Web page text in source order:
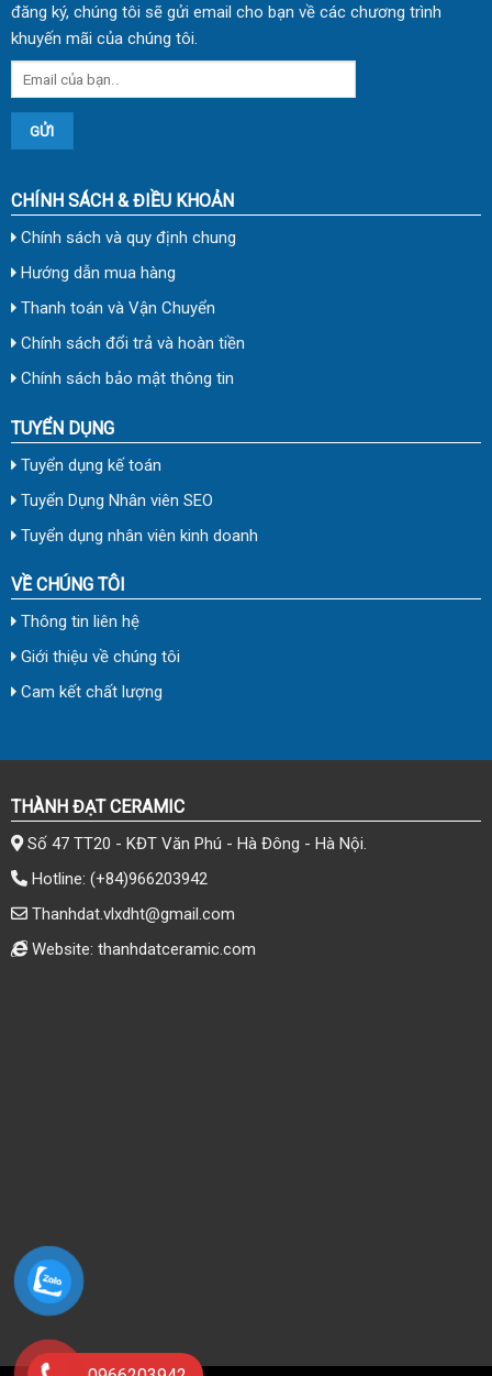
đăng ký, chúng tôi sẽ gửi email cho bạn về các chương trình
khuyến mãi của chúng tôi.
CHÍNH SÁCH & ĐIỀU KHOẢN
Chính sách và quy định chung
Hướng dẫn mua hàng
Thanh toán và Vận Chuyển
Chính sách đổi trả và hoàn tiền
Chính sách bảo mật thông tin
TUYỂN DỤNG
Tuyển dụng kế toán
Tuyển Dụng Nhân viên SEO
Tuyển dụng nhân viên kinh doanh
VỀ CHÚNG TÔI
Thông tin liên hệ
Giới thiệu về chúng tôi
Cam kết chất lượng
THÀNH ĐẠT CERAMIC
Số 47 TT20 - KĐT Văn Phú - Hà Đông - Hà Nội.
Hotline: (+84)966203942
Thanhdat.vlxdht@gmail.com
Website: thanhdatceramic.com